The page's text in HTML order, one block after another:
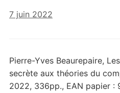
7 juin 2022
Pierre-Yves Beaurepaire,
secrète aux théories du
2022, 336pp., EAN papier :